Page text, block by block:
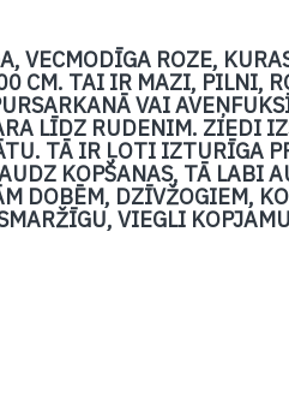
VECMODĪGA ROZE,
CM. TAI IR MAZI, PILNI,
VAI
LĪDZ RUDENIM. ZIEDI
TĀ IR ĻOTI IZTURĪGA
KOPŠANAS, TĀ LABI
DOBĒM, DZĪVŽOGIEM,
VIEGLI